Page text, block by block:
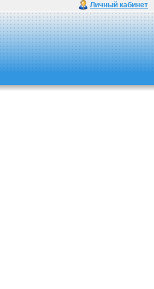
Личный кабинет